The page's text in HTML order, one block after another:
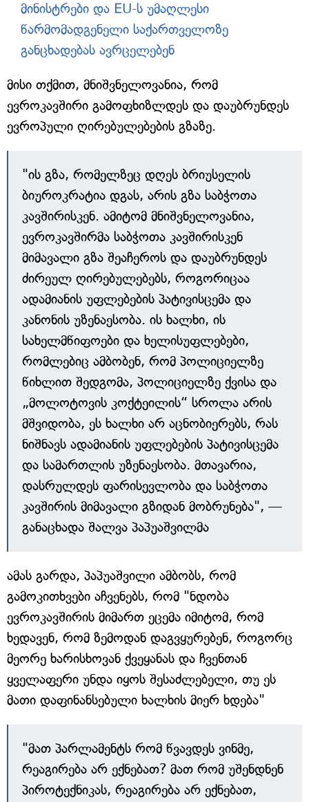
მინისტრები და EU-ს უმაღლესი
წარმომადგენელი საქართველოზე
განცხადებას ავრცელებენ
მისი თქმით, მნიშვნელოვანია, რომ
ევროკავშირი გამოფხიზლდეს და დაუბრუნდეს
ევროპული ღირებულებების გზაზე.
"ის გზა, რომელზეც დღეს ბრიუსელის
ბიუროკრატია დგას, არის გზა საბჭოთა
კავშირისკენ. ამიტომ მნიშვნელოვანია,
ევროკავშირმა საბჭოთა კავშირისკენ
მიმავალი გზა შეაჩეროს და დაუბრუნდეს
ძირეულ ღირებულებებს, როგორიცაა
ადამიანის უფლებების პატივისცემა და
კანონის უზენაესობა. ის ხალხი, ის
სახელმწიფოები და ხელისუფლებები,
რომლებიც ამბობენ, რომ პოლიციელზე
წიხლით შედგომა, პოლიციელზე ქვისა და
„მოლოტოვის კოქტეილის“ სროლა არის
მშვიდობა, ეს ხალხი არ აცნობიერებს, რას
ნიშნავს ადამიანის უფლებების პატივისცემა
და სამართლის უზენაესობა. მთავარია,
დასრულდეს ფარისევლობა და საბჭოთა
კავშირის მიმავალი გზიდან მობრუნება", —
განაცხადა შალვა პაპუაშვილმა
ამას გარდა, პაპუაშვილი ამბობს, რომ
გამოკითხვები აჩვენებს, რომ "ნდობა
ევროკავშირის მიმართ ეცემა იმიტომ, რომ
ხედავენ, რომ ზემოდან დაგვყურებენ, როგორც
მეორე ხარისხოვან ქვეყანას და ჩვენთან
ყველაფერი უნდა იყოს შესაძლებელი, თუ ეს
მათი დაფინანსებული ხალხის მიერ ხდება"
"მათ პარლამენტს რომ წვავდეს ვინმე,
რეაგირება არ ექნებათ? მათ რომ უშენდნენ
პიროტექნიკას, რეაგირება არ ექნებათ,